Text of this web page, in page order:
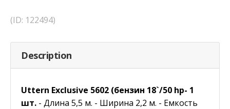
(ID: 122494)
Description
Uttern Exclusive 5602 (бензин 18`/50 hp- 1
шт. - Длина 5,5 м. - Ширина 2,2 м. - Емкость